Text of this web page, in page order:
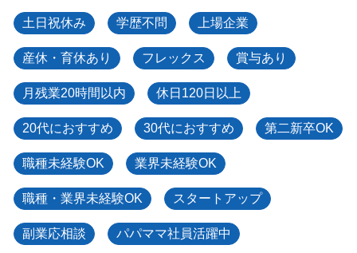
土日祝休み 学歴不問 上場企業
産休・育休あり フレックス 賞与あり
月残業20時間以内 休日120日以上
20代におすすめ 30代におすすめ 第二新卒OK
職種未経験OK 業界未経験OK
職種・業界未経験OK スタートアップ
副業応相談 パパママ社員活躍中